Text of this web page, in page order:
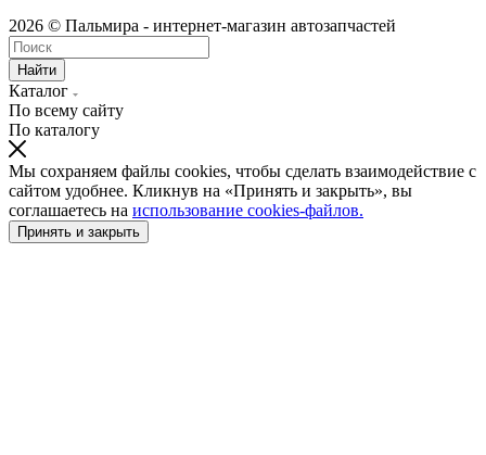
2026 © Пальмира - интернет-магазин автозапчастей
Найти
Каталог
По всему сайту
По каталогу
Мы сохраняем файлы cookies, чтобы сделать взаимодействие с
сайтом удобнее. Кликнув на «Принять и закрыть», вы
соглашаетесь на использование cookies-файлов.
Принять и закрыть